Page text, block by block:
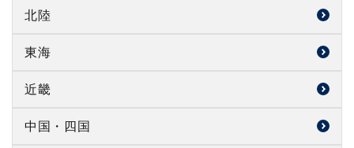
春霞 栗林酒造（秋田県）
浦霞 ㈱佐浦（宮城県）
大那 菊の里酒造（栃木県）
朝日栄 相良酒造（栃木県）
北陸
あべ 阿部酒造（新潟県）
八海山 八海醸造（新潟県）
東海
喜久酔 青島酒造（静岡県）
開運 土井酒造場（静岡県）
近畿
風の森 油長酒造（奈良県）
中国・四国